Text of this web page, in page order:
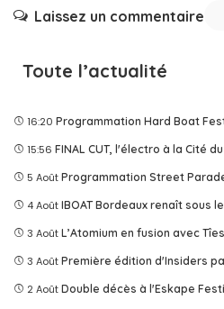
Laissez un commentaire
Toute l’actualité
16:20 Programmation Hard Boat
15:56 FINAL CUT, l'électro à la Cité
5 Août Programmation Street
4 Août IBOAT Bordeaux renaît sous
3 Août L’Atomium en fusion avec
3 Août Première édition d'Insiders
2 Août Double décès à l'Eskape